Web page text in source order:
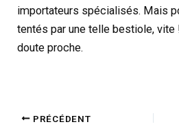
importateurs spécialisés. Mais
tentés par une telle bestiole, vite
doute proche.
PRÉCÉDENT